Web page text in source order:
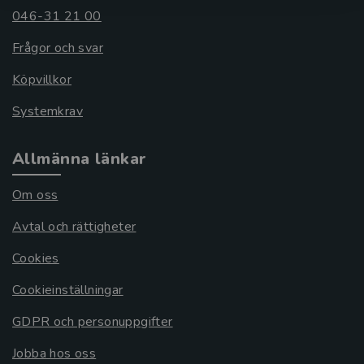
046-31 21 00
Frågor och svar
Köpvillkor
Systemkrav
Allmänna länkar
Om oss
Avtal och rättigheter
Cookies
Cookieinställningar
GDPR och personuppgifter
Jobba hos oss